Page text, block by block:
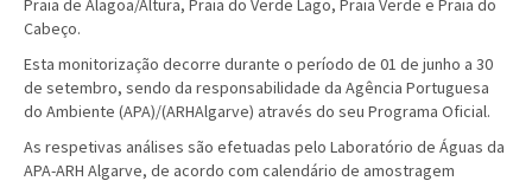
Praia de Alagoa/Altura, Praia do Verde Lago, Praia Verde e Praia do
Cabeço.
Esta monitorização decorre durante o período de 01 de junho a 30
de setembro, sendo da responsabilidade da Agência Portuguesa
do Ambiente (APA)/(ARHAlgarve) através do seu Programa Oficial.
As respetivas análises são efetuadas pelo Laboratório de Águas da
APA-ARH Algarve, de acordo com calendário de amostragem